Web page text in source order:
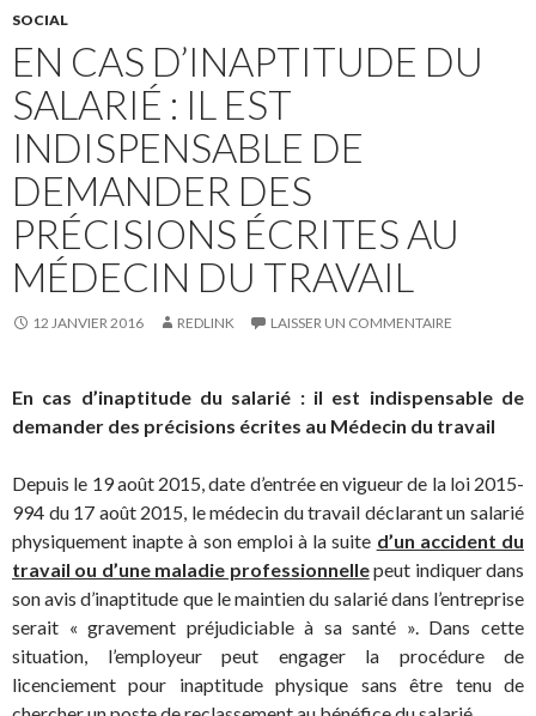
SOCIAL
EN CAS D’INAPTITUDE DU
SALARIÉ : IL EST
INDISPENSABLE DE
DEMANDER DES
PRÉCISIONS ÉCRITES AU
MÉDECIN DU TRAVAIL
12 JANVIER 2016 REDLINK LAISSER UN COMMENTAIRE
En cas d’inaptitude du salarié : il est indispensable de
demander des précisions écrites au Médecin du travail
Depuis le 19 août 2015, date d’entrée en vigueur de la loi 2015-
994 du 17 août 2015, le médecin du travail déclarant un salarié
physiquement inapte à son emploi à la suite d’un accident du
travail ou d’une maladie professionnellepeut indiquer dans
son avis d’inaptitude que le maintien du salarié dans l’entreprise
serait « gravement préjudiciable à sa santé ». Dans cette
situation, l’employeur peut engager la procédure de
licenciement pour inaptitude physique sans être tenu de